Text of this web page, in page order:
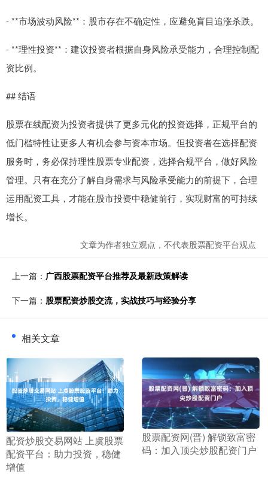
- **市场波动风险**：股市存在不确定性，应避免盲目追涨杀跌。
- **理性投资**：建议投资者根据自身风险承受能力，合理控制配
资比例。
## 结语
股票在线配资为投资者提供了更多元化的投资选择，正规平台的
低门槛特性让更多人有机会参与资本市场。但投资者在选择配资
服务时，务必保持理性股票专业配资，选择合规平台，做好风险
管理。只有在充分了解自身需求与风险承受能力的前提下，合理
运用配资工具，才能在股市投资中稳健前行，实现财富的可持续
增长。
文章为作者独立观点，不代表股票配资平台观点
上一篇： 广西股票配资平台推荐及最新政策解读
下一篇： 股票配资炒股交流，实战技巧与经验分享
相关文章
​配资炒股交易网站 上虞股票
配资平台：助力投资，稳健
增值
​股票配资网(晋) 解锁致富密
码：加入顶尖炒股配资门户